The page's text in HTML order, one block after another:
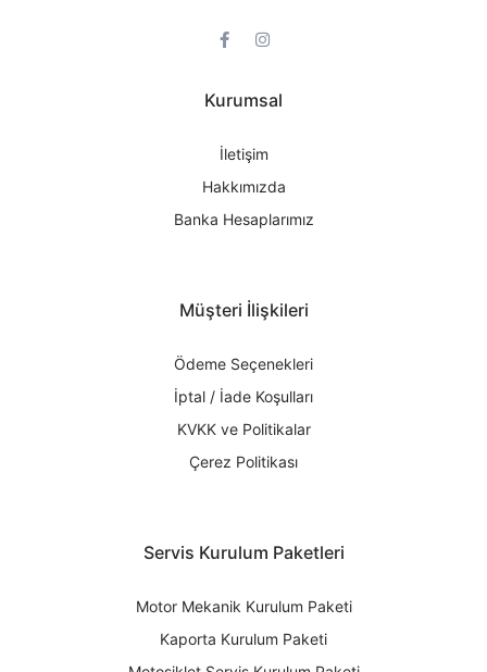
Kurumsal
İletişim
Hakkımızda
Banka Hesaplarımız
Müşteri İlişkileri
Ödeme Seçenekleri
İptal / İade Koşulları
KVKK ve Politikalar
Çerez Politikası
Servis Kurulum Paketleri
Motor Mekanik Kurulum Paketi
Kaporta Kurulum Paketi